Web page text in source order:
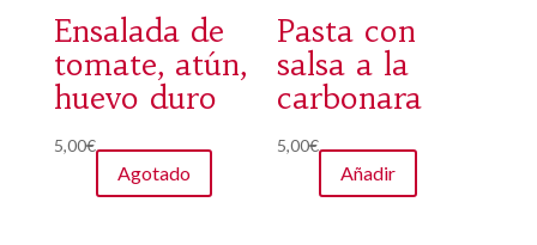
Ensalada de
tomate, atún,
huevo duro
5,00€
Agotado
Pasta con
salsa a la
carbonara
5,00€
Añadir